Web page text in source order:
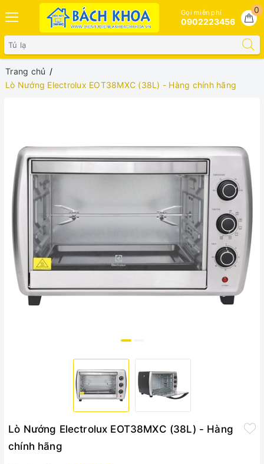
0
Gọi miễn phí
0902223456
Trang chủ
Lò Nướng Electrolux EOT38MXC (38L) - Hàng chính hãng
Lò Nướng Electrolux EOT38MXC (38L) - Hàng
chính hãng